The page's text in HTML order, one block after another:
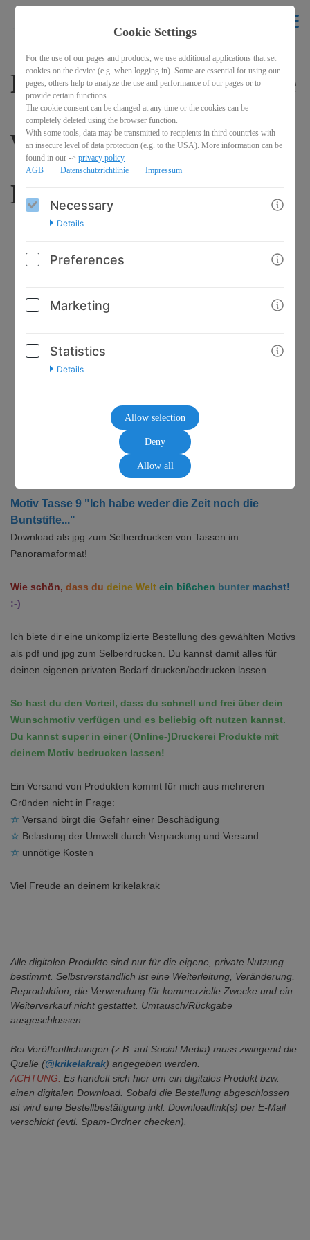
Motiv Tasse 9 "Ich habe
weder die Zeit noch die
Buntstifte..."
* incl. VAT (where applicable)
GO TO CHECKOUT
Motiv Tasse 9 "Ich habe weder die Zeit noch die
Buntstifte..."
Download als jpg zum Selberdrucken von Tassen im
Panoramaformat!
Wie schön, dass du deine Welt ein bißchen bunter machst!
:-)
Ich biete dir eine unkomplizierte Bestellung des gewählten Motivs
als pdf und jpg zum Selberdrucken. Du kannst damit alles für
deinen eigenen privaten Bedarf drucken/bedrucken lassen.
So hast du den Vorteil, dass du schnell und frei über dein
Wunschmotiv verfügen und es beliebig oft nutzen kannst.
Du kannst super in einer (Online-)Druckerei Produkte mit
deinem Motiv bedrucken lassen!
Ein Versand von Produkten kommt für mich aus mehreren
Gründen nicht in Frage:
☆ Versand birgt die Gefahr einer Beschädigung
☆ Belastung der Umwelt durch Verpackung und Versand
☆ unnötige Kosten
Viel Freude an deinem krikelakrak
Alle digitalen Produkte sind nur für die eigene, private Nutzung
bestimmt. Selbstverständlich ist eine Weiterleitung, Veränderung,
Reproduktion, die Verwendung für kommerzielle Zwecke und ein
Weiterverkauf nicht gestattet. Umtausch/Rückgabe
ausgeschlossen.
Bei Veröffentlichungen (z.B. auf Social Media) muss zwingend die
Quelle (@krikelakrak) angegeben werden.
ACHTUNG: Es handelt sich hier um ein digitales Produkt bzw.
einen digitalen Download. Sobald die Bestellung abgeschlossen
ist wird eine Bestellbestätigung inkl. Downloadlink(s) per E-Mail
verschickt (evtl. Spam-Ordner checken).
Cookie Settings
For the use of our pages and products, we use additional applications that set
cookies on the device (e.g. when logging in). Some are essential for using our
pages, others help to analyze the use and performance of our pages or to
provide certain functions.
The cookie consent can be changed at any time or the cookies can be
completely deleted using the browser function.
With some tools, data may be transmitted to recipients in third countries with
an insecure level of data protection (e.g. to the USA). More information can be
found in our ->privacy policy
AGB
Datenschutzrichtlinie Impressum
Necessary
Details
Preferences
Marketing
Statistics
Details
Allow selection
Deny
Allow all